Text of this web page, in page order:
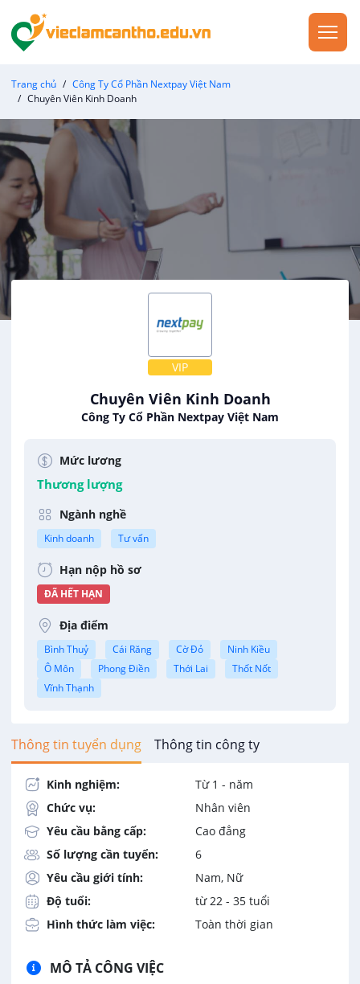
Trang chủ
Công Ty Cổ Phần Nextpay Việt Nam
Chuyên Viên Kinh Doanh
VIP
Chuyên Viên Kinh Doanh
Công Ty Cổ Phần Nextpay Việt Nam
Mức lương
Thương lượng
Ngành nghề
Kinh doanh Tư vấn
Hạn nộp hồ sơ
ĐÃ HẾT HẠN
Địa điểm
Bình Thuỷ Cái Răng Cờ Đỏ
Ninh Kiều
Ô Môn
Phong Điền Thới Lai
Thốt Nốt
Vĩnh Thạnh
Thông tin tuyển dụng Thông tin công ty
Kinh nghiệm:
Từ 1 - năm
Chức vụ:
Nhân viên
Yêu cầu bằng cấp:
Cao đẳng
Số lượng cần tuyển:
6
Yêu cầu giới tính:
Nam, Nữ
Độ tuổi:
từ 22 - 35 tuổi
Hình thức làm việc:
Toàn thời gian
MÔ TẢ CÔNG VIỆC